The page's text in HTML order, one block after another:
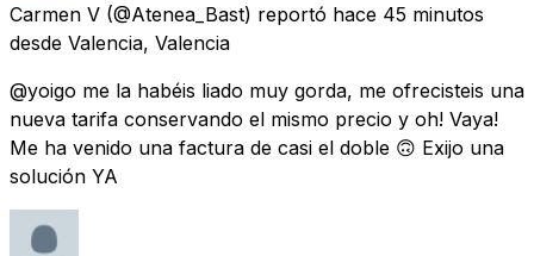
Carmen V (@Atenea_Bast) reportó hace 45 minutos
desde Valencia, Valencia
@yoigo me la habéis liado muy gorda, me ofrecisteis una
nueva tarifa conservando el mismo precio y oh! Vaya!
Me ha venido una factura de casi el doble 🙃 Exijo una
solución YA